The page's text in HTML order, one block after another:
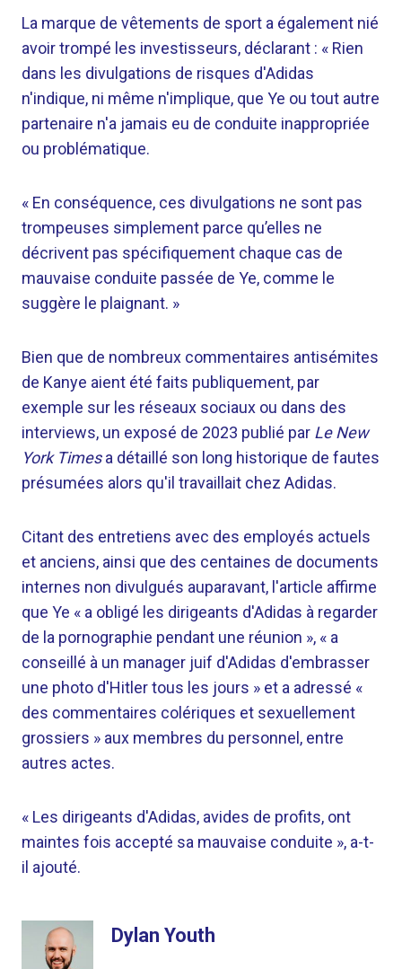
La marque de vêtements de sport a également nié
avoir trompé les investisseurs, déclarant : « Rien
dans les divulgations de risques d'Adidas
n'indique, ni même n'implique, que Ye ou tout autre
partenaire n'a jamais eu de conduite inappropriée
ou problématique.
« En conséquence, ces divulgations ne sont pas
trompeuses simplement parce qu’elles ne
décrivent pas spécifiquement chaque cas de
mauvaise conduite passée de Ye, comme le
suggère le plaignant. »
Bien que de nombreux commentaires antisémites
de Kanye aient été faits publiquement, par
exemple sur les réseaux sociaux ou dans des
interviews, un exposé de 2023 publié par Le New
York Timesa détaillé son long historique de fautes
présumées alors qu'il travaillait chez Adidas.
Citant des entretiens avec des employés actuels
et anciens, ainsi que des centaines de documents
internes non divulgués auparavant, l'article affirme
que Ye « a obligé les dirigeants d'Adidas à regarder
de la pornographie pendant une réunion », « a
conseillé à un manager juif d'Adidas d'embrasser
une photo d'Hitler tous les jours » et a adressé «
des commentaires colériques et sexuellement
grossiers » aux membres du personnel, entre
autres actes.
« Les dirigeants d'Adidas, avides de profits, ont
maintes fois accepté sa mauvaise conduite », a-t-
il ajouté.
Dylan Youth